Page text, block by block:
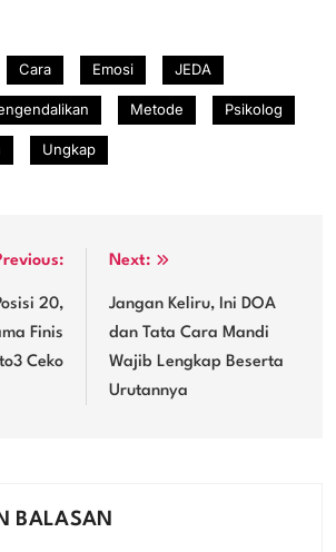
Cara Emosi JEDA
Metode Psikolog
Ungkap
20,
Finis
Ceko
Next:
Jangan Keliru, Ini DOA
dan Tata Cara Mandi
Wajib Lengkap Beserta
Urutannya
BALASAN